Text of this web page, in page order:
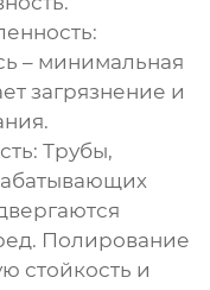
– минимальная
загрязнение и
Трубы,
Полирование
стойкость и